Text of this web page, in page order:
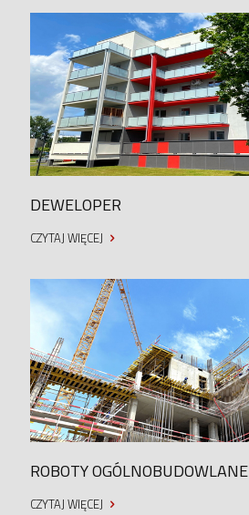
DEWELOPER
CZYTAJ WIĘCEJ
ROBOTY OGÓLNOBUDOWLANE
CZYTAJ WIĘCEJ